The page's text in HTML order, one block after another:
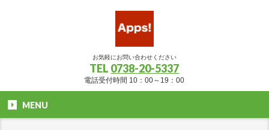
お気軽にお問い合わせください
TEL 0738-20-5337
電話受付時間 10：00～19：00
MENU